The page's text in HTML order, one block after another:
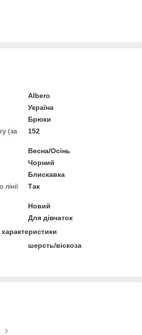
Albero
Україна
Брюки
(за
152
Весна/Осінь
Чорний
Блискавка
Так
Новий
Для дівчаток
шерсть/віскоза